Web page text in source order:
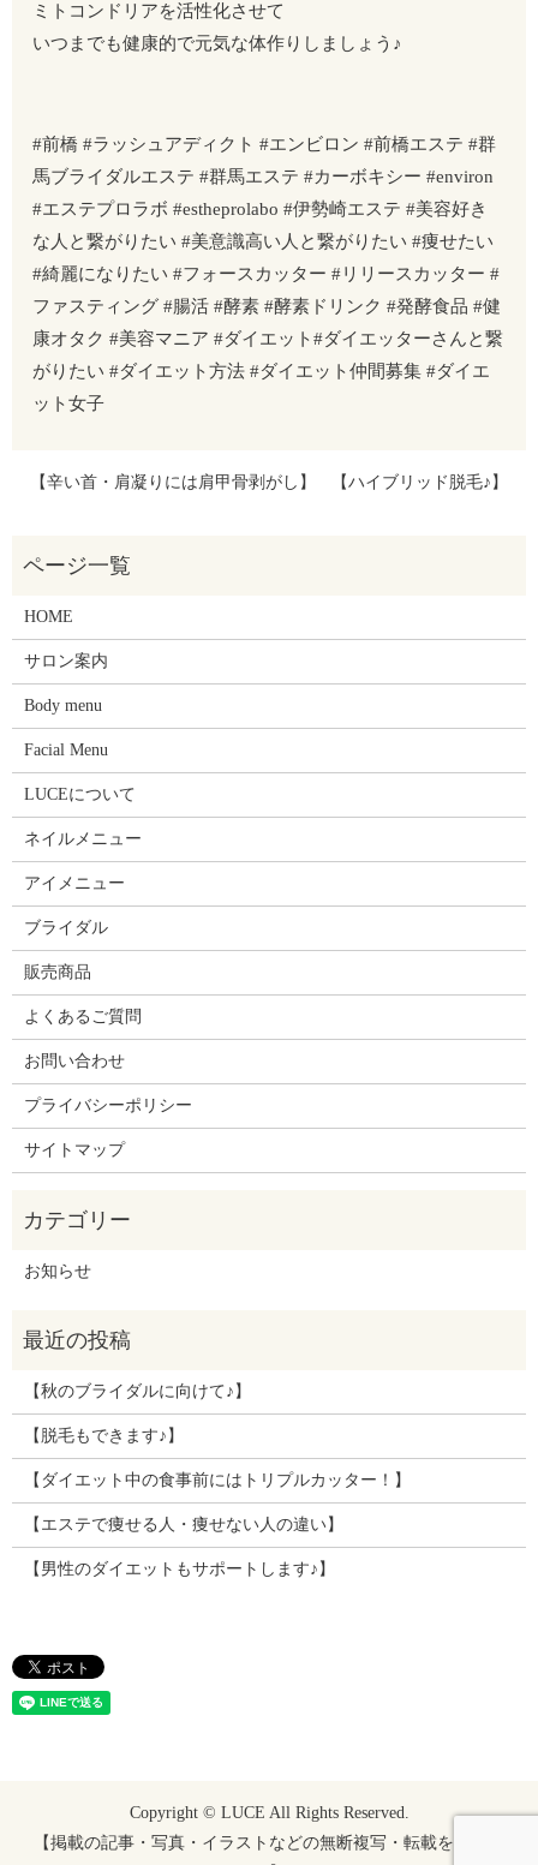
ミトコンドリアを活性化させて
いつまでも健康的で元気な体作りしましょう♪
#前橋 #ラッシュアディクト #エンビロン #前橋エステ #群
馬ブライダルエステ #群馬エステ #カーボキシー #environ
#エステプロラボ #estheprolabo #伊勢崎エステ #美容好き
な人と繋がりたい #美意識高い人と繋がりたい #痩せたい
#綺麗になりたい #フォースカッター #リリースカッター #
ファスティング #腸活 #酵素 #酵素ドリンク #発酵食品 #健
康オタク #美容マニア #ダイエット#ダイエッターさんと繋
がりたい #ダイエット方法 #ダイエット仲間募集 #ダイエ
ット女子
【辛い首・肩凝りには肩甲骨剥がし】 【ハイブリッド脱毛♪】
HOME
サロン案内
Body menu
Facial Menu
LUCEについて
ネイルメニュー
アイメニュー
ブライダル
販売商品
よくあるご質問
お問い合わせ
プライバシーポリシー
サイトマップ
お知らせ
【秋のブライダルに向けて♪】
【脱毛もできます♪】
【ダイエット中の食事前にはトリプルカッター！】
【エステで痩せる人・痩せない人の違い】
【男性のダイエットもサポートします♪】
Copyright © LUCE All Rights Reserved.
【掲載の記事・写真・イラストなどの無断複写・転載を禁じま